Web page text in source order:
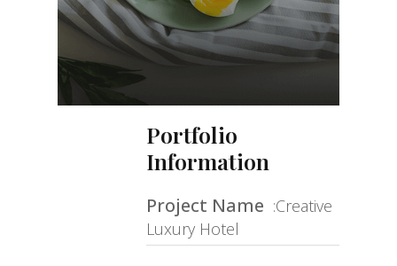
Portfolio
Information
Project Name :Creative
Luxury Hotel